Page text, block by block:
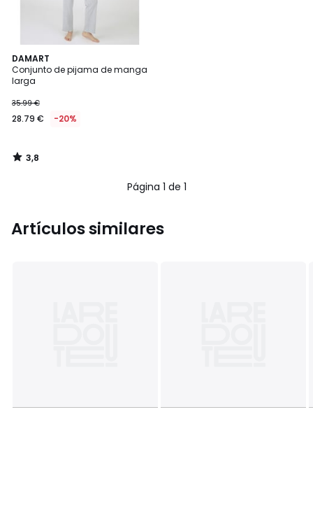
DAMART
Conjunto de pijama de manga
larga
35.99 €
28.79 € -20%
3,8
/ 5
3,8
/
Página 1 de 1
Artículos similares